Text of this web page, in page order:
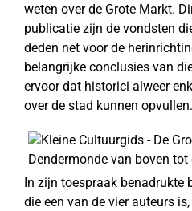
weten over de Grote Markt.
publicatie zijn de vondsten
deden net voor de
belangrijke conclusies van
ervoor dat historici alweer
over de stad kunnen opvullen.
In zijn toespraak benadrukte
die een van de vier auteurs